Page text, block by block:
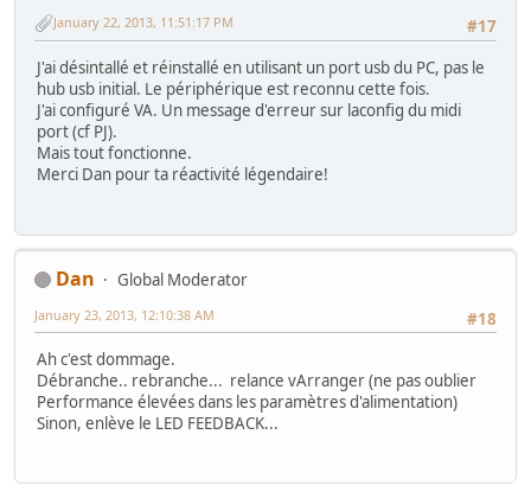
#17
January 22, 2013, 11:51:17 PM
J'ai désintallé et réinstallé en utilisant un port usb du PC, pas le
hub usb initial. Le périphérique est reconnu cette fois.
J'ai configuré VA. Un message d'erreur sur laconfig du midi
port (cf PJ).
Mais tout fonctionne.
Merci Dan pour ta réactivité légendaire!
Dan
Global Moderator
#18
January 23, 2013, 12:10:38 AM
Ah c'est dommage.
Débranche.. rebranche... relance vArranger (ne pas oublier
Performance élevées dans les paramètres d'alimentation)
Sinon, enlève le LED FEEDBACK...